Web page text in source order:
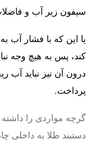
سیفون زیر آب و
یا این که با فشار آب
کند، پس به هیچ وجه
درون آن نیز نباید آب
پرداخت.
گرچه مواردی را داشته
دستبند طلا به داخلی